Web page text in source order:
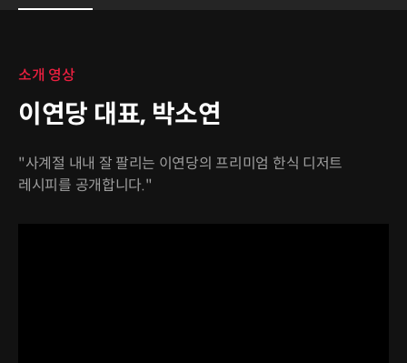
소개 영상
이연당 대표, 박소연
"사계절 내내 잘 팔리는 이연당의 프리미엄 한식 디저트
레시피를 공개합니다."